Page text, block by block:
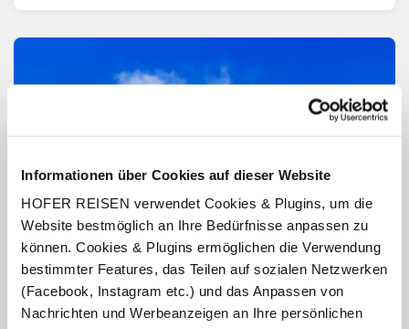
Informationen über Cookies auf dieser Website
HOFER REISEN verwendet Cookies & Plugins, um die
Website bestmöglich an Ihre Bedürfnisse anpassen zu
können. Cookies & Plugins ermöglichen die Verwendung
bestimmter Features, das Teilen auf sozialen Netzwerken
(Facebook, Instagram etc.) und das Anpassen von
Nachrichten und Werbeanzeigen an Ihre persönlichen